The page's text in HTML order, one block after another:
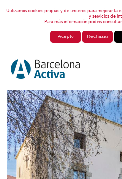
Utilizamos cookies propias y de terceros para mejorar la
y servicios de
Para más información podéis
Acepto Rechazar